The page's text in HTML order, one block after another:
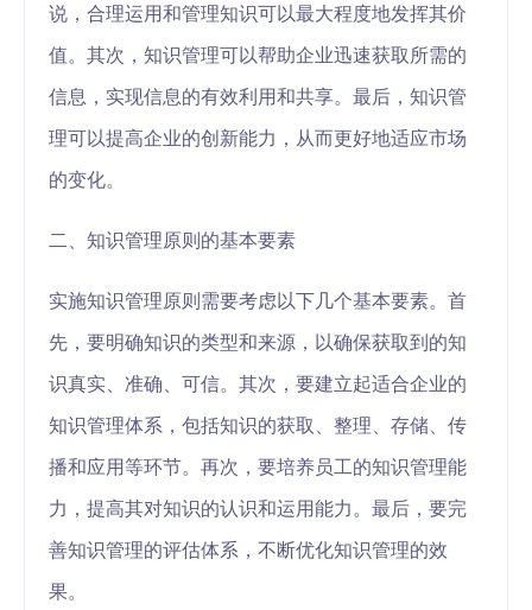
说，合理运用和管理知识可以最大程度地发挥其价
值。其次，知识管理可以帮助企业迅速获取所需的
信息，实现信息的有效利用和共享。最后，知识管
理可以提高企业的创新能力，从而更好地适应市场
的变化。
二、知识管理原则的基本要素
实施知识管理原则需要考虑以下几个基本要素。首
先，要明确知识的类型和来源，以确保获取到的知
识真实、准确、可信。其次，要建立起适合企业的
知识管理体系，包括知识的获取、整理、存储、传
播和应用等环节。再次，要培养员工的知识管理能
力，提高其对知识的认识和运用能力。最后，要完
善知识管理的评估体系，不断优化知识管理的效
果。